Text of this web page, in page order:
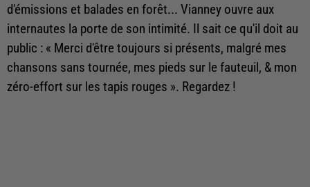
d'émissions et balades en forêt... Vianney ouvre aux
internautes la porte de son intimité. Il sait ce qu'il doit au
public : « Merci d'être toujours si présents, malgré mes
chansons sans tournée, mes pieds sur le fauteuil, & mon
zéro-effort sur les tapis rouges ». Regardez !